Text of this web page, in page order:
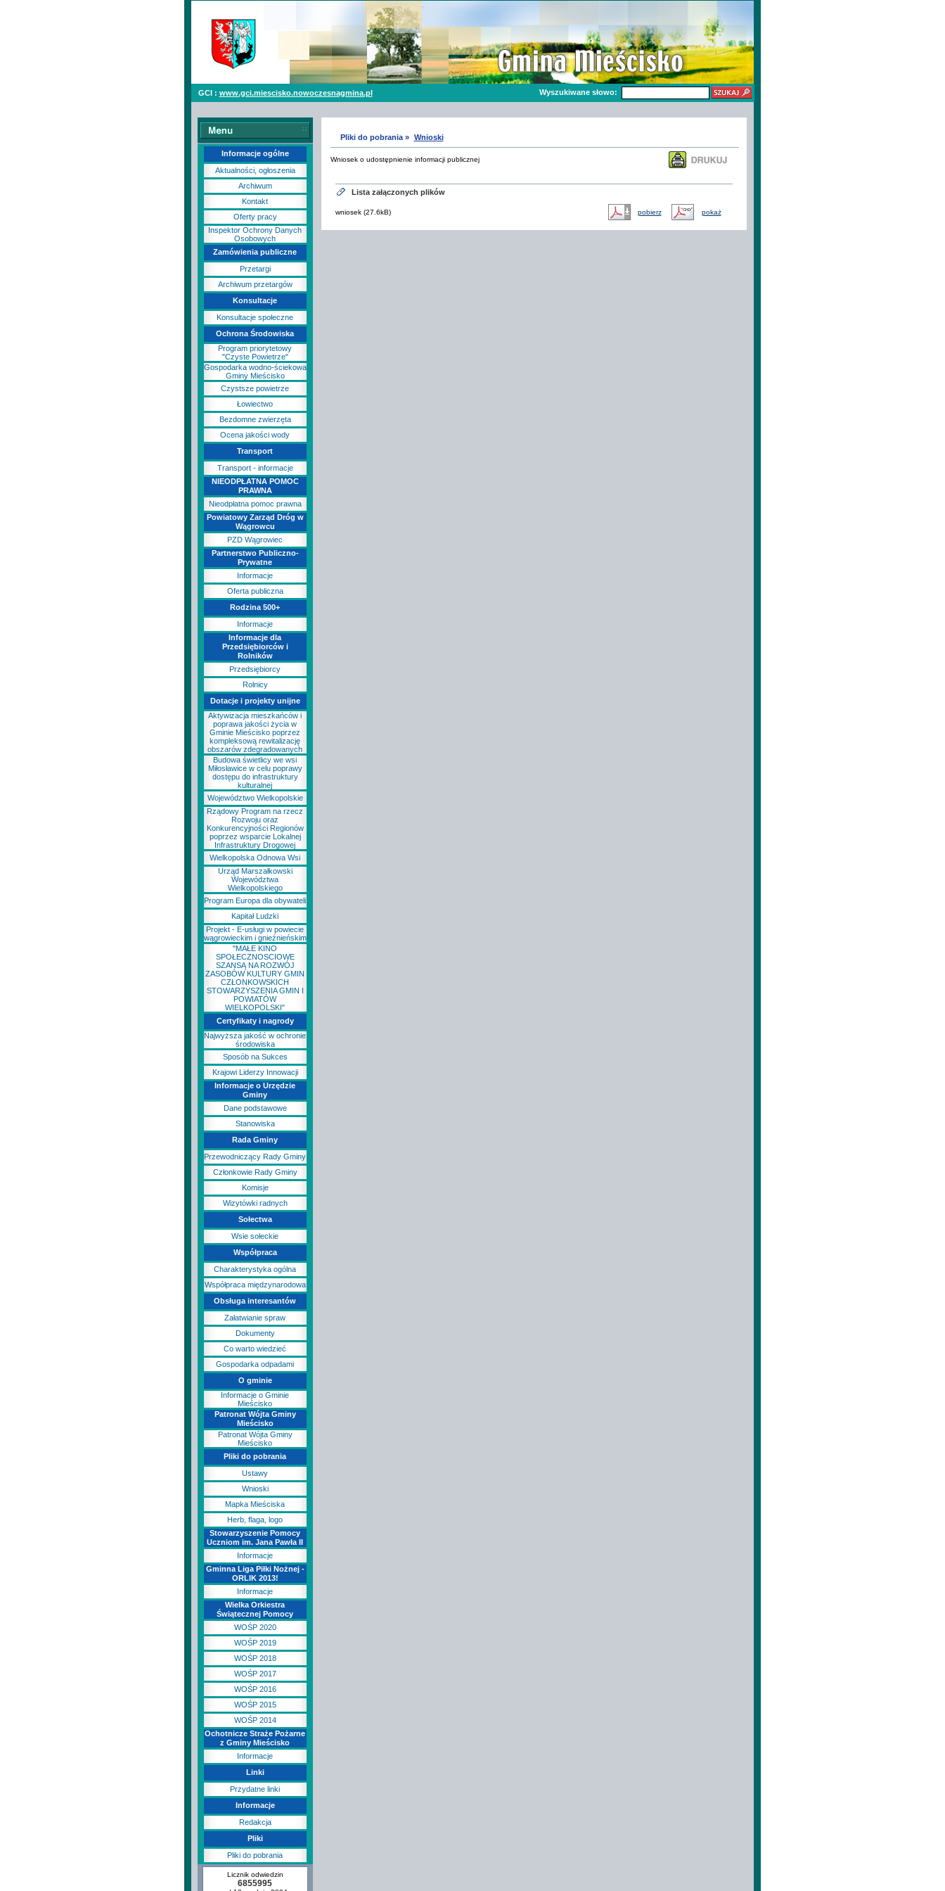
GCI : www.gci.miescisko.nowoczesnagmina.pl Wyszukiwane słowo:
Informacje ogólne
Aktualności, ogłoszenia
Archiwum
Kontakt
Oferty pracy
Inspektor Ochrony Danych
Osobowych
Zamówienia publiczne
Przetargi
Archiwum przetargów
Konsultacje
Konsultacje społeczne
Ochrona Środowiska
Program priorytetowy
"Czyste Powietrze"
Gospodarka wodno-ściekowa
Gminy Mieścisko
Czystsze powietrze
Łowiectwo
Bezdomne zwierzęta
Ocena jakości wody
Transport
Transport - informacje
NIEODPŁATNA POMOC
PRAWNA
Nieodpłatna pomoc prawna
Powiatowy Zarząd Dróg w
Wągrowcu
PZD Wągrowiec
Partnerstwo Publiczno-
Prywatne
Informacje
Oferta publiczna
Rodzina 500+
Informacje
Informacje dla
Przedsiębiorców i
Rolników
Przedsiębiorcy
Rolnicy
Dotacje i projekty unijne
Aktywizacja mieszkańców i
poprawa jakości życia w
Gminie Mieścisko poprzez
kompleksową rewitalizację
obszarów zdegradowanych
Budowa świetlicy we wsi
Miłosławice w celu poprawy
dostępu do infrastruktury
kulturalnej
Województwo Wielkopolskie
Rządowy Program na rzecz
Rozwoju oraz
Konkurencyjności Regionów
poprzez wsparcie Lokalnej
Infrastruktury Drogowej
Wielkopolska Odnowa Wsi
Urząd Marszałkowski
Województwa
Wielkopolskiego
Program Europa dla obywateli
Kapitał Ludzki
Projekt - E-usługi w powiecie
wągrowieckim i gnieźnieńskim
"MAŁE KINO
SPOŁECZNOSCIOWE
SZANSĄ NA ROZWÓJ
ZASOBÓW KULTURY GMIN
CZŁONKOWSKICH
STOWARZYSZENIA GMIN I
POWIATÓW
WIELKOPOLSKI"
Certyfikaty i nagrody
Najwyższa jakość w ochronie
środowiska
Sposób na Sukces
Krajowi Liderzy Innowacji
Informacje o Urzędzie
Gminy
Dane podstawowe
Stanowiska
Rada Gminy
Przewodniczący Rady Gminy
Członkowie Rady Gminy
Komisje
Wizytówki radnych
Sołectwa
Wsie sołeckie
Współpraca
Charakterystyka ogólna
Współpraca międzynarodowa
Obsługa interesantów
Załatwianie spraw
Dokumenty
Co warto wiedzieć
Gospodarka odpadami
O gminie
Informacje o Gminie
Mieścisko
Patronat Wójta Gminy
Mieścisko
Patronat Wójta Gminy
Mieścisko
Pliki do pobrania
Ustawy
Wnioski
Mapka Mieściska
Herb, flaga, logo
Stowarzyszenie Pomocy
Uczniom im. Jana Pawła II
Informacje
Gminna Liga Piłki Nożnej -
ORLIK 2013!
Informacje
Wielka Orkiestra
Świątecznej Pomocy
WOŚP 2020
WOŚP 2019
WOŚP 2018
WOŚP 2017
WOŚP 2016
WOŚP 2015
WOŚP 2014
Ochotnicze Straże Pożarne
z Gminy Mieścisko
Informacje
Linki
Przydatne linki
Informacje
Redakcja
Pliki
Pliki do pobrania
Licznik odwiedzin
6855995
Pliki do pobrania » Wnioski
Wniosek o udostępnienie informacji publicznej
Lista załączonych plików
wniosek (27.6kB) pobierz pokaż